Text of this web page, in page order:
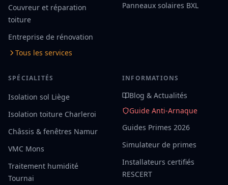
Couvreur et réparation
toiture
Entreprise de rénovation
Tous les services
Panneaux solaires BXL
SPÉCIALITÉS
Isolation sol Liège
Isolation toiture Charleroi
Châssis & fenêtres Namur
VMC Mons
Traitement humidité
Tournai
INFORMATIONS
Blog & Actualités
Guide Anti-Arnaque
Guides Primes 2026
Simulateur de primes
Installateurs certifiés
RESCERT